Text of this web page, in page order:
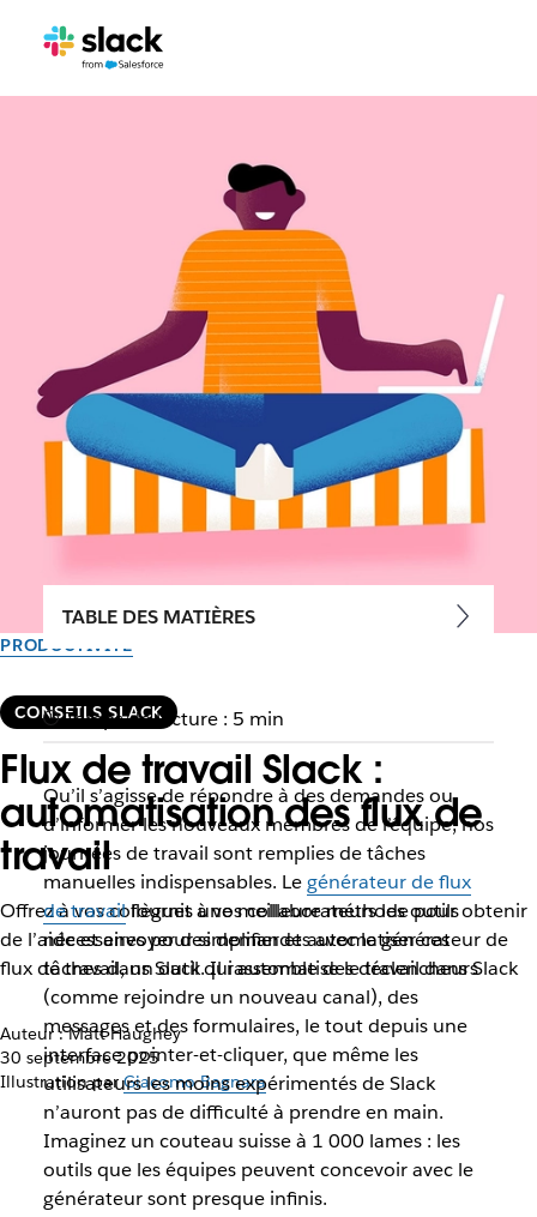
PRODUCTIVITÉ
CONSEILS SLACK
Flux de travail Slack :
automatisation des flux de
travail
Offrez à vos collègues une meilleure méthode pour obtenir
de l’aide et envoyer des demandes avec le générateur de
flux de travail, un outil qui automatise le travail dans Slack
Auteur : Matt Haughey
30 septembre 2025
Illustration parGiacomo Bagnara
TABLE DES MATIÈRES
Temps de lecture : 5 min
Qu’il s’agisse de répondre à des demandes ou
d’informer les nouveaux membres de l’équipe, nos
journées de travail sont remplies de tâches
manuelles indispensables. Legénérateur de flux
de travailfournit à vos collaborateurs les outils
nécessaires pour simplifier et automatiser ces
tâches dans Slack. Il rassemble des déclencheurs
(comme rejoindre un nouveau canal), des
messages et des formulaires, le tout depuis une
interface pointer-et-cliquer, que même les
utilisateurs les moins expérimentés de Slack
n’auront pas de difficulté à prendre en main.
Imaginez un couteau suisse à 1 000 lames : les
outils que les équipes peuvent concevoir avec le
générateur sont presque infinis.